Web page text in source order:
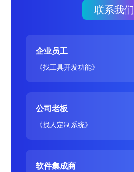
联系我们
企业员工
《找工具开发功能》
公司老板
《找人定制系统》
软件集成商